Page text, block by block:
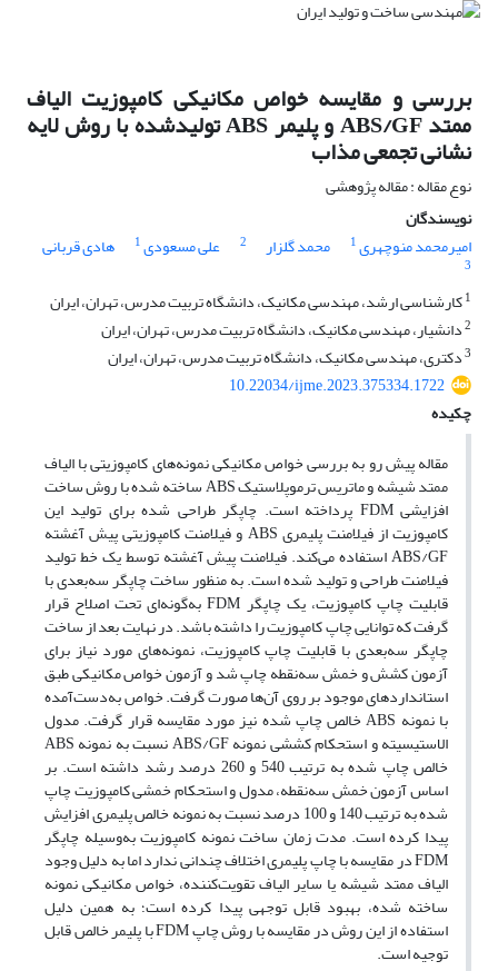
بررسی و مقایسه خواص مکانیکی کامپوزیت الیاف
ممتد ABS/GF و پلیمر ABS تولیدشده با روش لایه
نشانی تجمعی مذاب
نوع مقاله : مقاله پژوهشی
نویسندگان
امیرمحمد منوچهری1 محمد گلزار 2 علی مسعودی1 هادی قربانی
3
1کارشناسی ارشد، مهندسی مکانیک، دانشگاه تربیت مدرس، تهران، ایران
2دانشیار، مهندسی مکانیک، دانشگاه تربیت مدرس، تهران، ایران
3دکتری، مهندسی مکانیک، دانشگاه تربیت مدرس، تهران، ایران
10.22034/ijme.2023.375334.1722
چکیده
مقاله پیش رو به بررسی خواص مکانیکی نمونه‌های کامپوزیتی با الیاف
ممتد شیشه و ماتریس ترموپلاستیک ABS ساخته شده با روش ساخت
افزایشی FDM پرداخته است. چاپگر طراحی شده برای تولید این
کامپوزیت از فیلامنت پلیمری ABS و فیلامنت کامپوزیتی پیش آغشته
ABS/GF استفاده می‌کند. فیلامنت پیش آغشته توسط یک خط تولید
فیلامنت طراحی و تولید شده است. به منظور ساخت چاپگر سه‌بعدی با
قابلیت چاپ کامپوزیت، یک چاپگر FDM به‌گونه‌ای تحت اصلاح قرار
گرفت که توانایی چاپ کامپوزیت را داشته باشد. در نهایت بعد از ساخت
چاپگر سه‌بعدی با قابلیت چاپ کامپوزیت، نمونه­‌های مورد نیاز برای
آزمون کشش و خمش سه‌نقطه چاپ شد و آزمون خواص مکانیکی طبق
استانداردهای موجود بر روی آن­‌ها صورت گرفت. خواص به‌دست‌آمده
با نمونه ABS خالص چاپ شده نیز مورد مقایسه قرار گرفت. مدول
الاستیسیته و استحکام کششی نمونه ABS/GF نسبت به نمونه ABS
خالص چاپ شده به ترتیب 540 و 260 درصد رشد داشته است. بر
اساس آزمون خمش سه‌نقطه، مدول و استحکام خمشی کامپوزیت چاپ
شده به ترتیب 140 و 100 درصد نسبت به نمونه خالص پلیمری افزایش
پیدا کرده است. مدت زمان ساخت نمونه کامپوزیت به‌وسیله چاپگر
FDM در مقایسه با چاپ پلیمری اختلاف چندانی ندارد اما به دلیل وجود
الیاف ممتد شیشه یا سایر الیاف تقویت‌کننده، خواص مکانیکی نمونه
ساخته شده، بهبود قابل توجهی پیدا کرده است؛ به همین دلیل
استفاده از این روش در مقایسه با روش چاپ FDM با پلیمر خالص قابل
توجیه است.